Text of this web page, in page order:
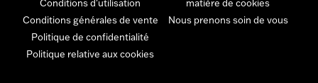
Conditions d'utilisation
Conditions générales de vente
Politique de confidentialité
Politique relative aux cookies
matière de cookies
Nous prenons soin de vous